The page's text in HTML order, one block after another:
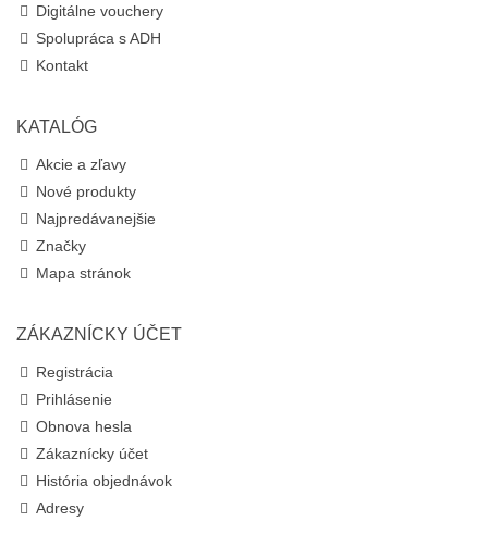
Digitálne vouchery
Spolupráca s ADH
Kontakt
KATALÓG
Akcie a zľavy
Nové produkty
Najpredávanejšie
Značky
Mapa stránok
ZÁKAZNÍCKY ÚČET
Registrácia
Prihlásenie
Obnova hesla
Zákaznícky účet
História objednávok
Adresy